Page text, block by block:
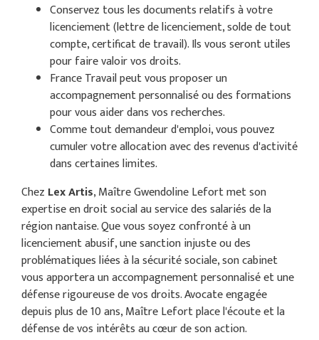
Conservez tous les documents relatifs à votre
licenciement (lettre de licenciement, solde de tout
compte, certificat de travail). Ils vous seront utiles
pour faire valoir vos droits.
France Travail peut vous proposer un
accompagnement personnalisé ou des formations
pour vous aider dans vos recherches.
Comme tout demandeur d'emploi, vous pouvez
cumuler votre allocation avec des revenus d'activité
dans certaines limites.
Chez Lex Artis, Maître Gwendoline Lefort met son
expertise en droit social au service des salariés de la
région nantaise. Que vous soyez confronté à un
licenciement abusif, une sanction injuste ou des
problématiques liées à la sécurité sociale, son cabinet
vous apportera un accompagnement personnalisé et une
défense rigoureuse de vos droits. Avocate engagée
depuis plus de 10 ans, Maître Lefort place l'écoute et la
défense de vos intérêts au cœur de son action.